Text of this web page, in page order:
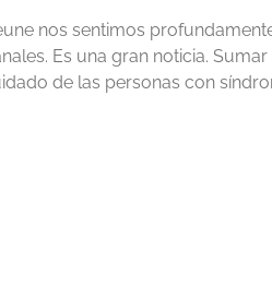
nos sentimos
Es una gran noticia.
de las personas con